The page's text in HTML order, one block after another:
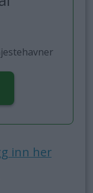
inn her